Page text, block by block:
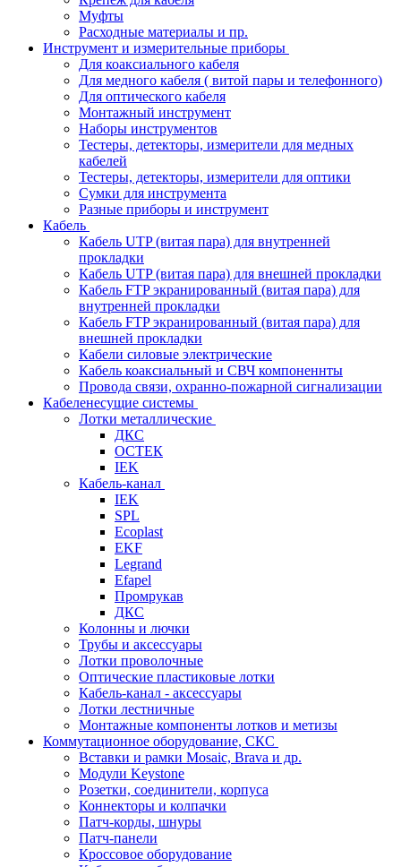
Муфты
Расходные материалы и пр.
Инструмент и измерительные приборы
Для коаксиального кабеля
Для медного кабеля ( витой пары и телефонного)
Для оптического кабеля
Монтажный инструмент
Наборы инструментов
Тестеры, детекторы, измерители для медных
кабелей
Тестеры, детекторы, измерители для оптики
Сумки для инструмента
Разные приборы и инструмент
Кабель
Кабель UTP (витая пара) для внутренней
прокладки
Кабель UTP (витая пара) для внешней прокладки
Кабель FTP экранированный (витая пара) для
внутренней прокладки
Кабель FTP экранированный (витая пара) для
внешней прокладки
Кабели силовые электрические
Кабель коаксиальный и СВЧ компоненнты
Провода связи, охранно-пожарной сигнализации
Кабеленесущие системы
Лотки металлические
ДКС
ОСТЕК
IEK
Кабель-канал
IEK
SPL
Ecoplast
EKF
Legrand
Efapel
Промрукав
ДКС
Колонны и лючки
Трубы и аксессуары
Лотки проволочные
Оптические пластиковые лотки
Кабель-канал - аксессуары
Лотки лестничные
Монтажные компоненты лотков и метизы
Коммутационное оборудование, СКС
Вставки и рамки Mosaic, Brava и др.
Модули Keystone
Розетки, соединители, корпуса
Коннекторы и колпачки
Патч-корды, шнуры
Патч-панели
Кроссовое оборудование